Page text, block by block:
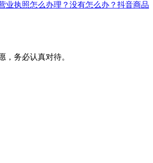
业执照怎么办理？没有怎么办？ 抖音商品
务必认真对待。